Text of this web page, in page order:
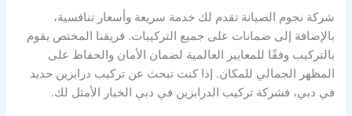
شركة نجوم الصيانة تقدم لك خدمة سريعة وأسعار تنافسية،
بالإضافة إلى ضمانات على جميع التركيبات. فريقنا المختص يقوم
بالتركيب وفقًا للمعايير العالمية لضمان الأمان والحفاظ على
المظهر الجمالي للمكان. إذا كنت تبحث عن تركيب درابزين حديد
في دبي، فشركة تركيب الدرابزين في دبي الخيار الأمثل لك.